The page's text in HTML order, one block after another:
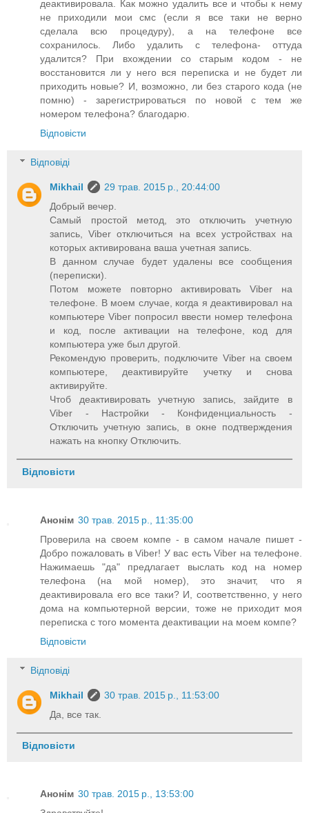
деактивировала. Как можно удалить все и чтобы к нему
не приходили мои смс (если я все таки не верно
сделала всю процедуру), а на телефоне все
сохранилось. Либо удалить с телефона- оттуда
удалится? При вхождении со старым кодом - не
восстановится ли у него вся переписка и не будет ли
приходить новые? И, возможно, ли без старого кода (не
помню) - зарегистрироваться по новой с тем же
номером телефона? благодарю.
Відповісти
Відповіді
Mikhail
29 трав. 2015 р., 20:44:00
Добрый вечер.
Самый простой метод, это отключить учетную
запись, Viber отключиться на всех устройствах на
которых активирована ваша учетная запись.
В данном случае будет удалены все сообщения
(переписки).
Потом можете повторно активировать Viber на
телефоне. В моем случае, когда я деактивировал на
компьютере Viber попросил ввести номер телефона
и код, после активации на телефоне, код для
компьютера уже был другой.
Рекомендую проверить, подключите Viber на своем
компьютере, деактивируйте учетку и снова
активируйте.
Чтоб деактивировать учетную запись, зайдите в
Viber - Настройки - Конфиденциальность -
Отключить учетную запись, в окне подтверждения
нажать на кнопку Отключить.
Відповісти
Анонім 30 трав. 2015 р., 11:35:00
Проверила на своем компе - в самом начале пишет -
Добро пожаловать в Viber! У вас есть Viber на телефоне.
Нажимаешь "да" предлагает выслать код на номер
телефона (на мой номер), это значит, что я
деактивировала его все таки? И, соответственно, у него
дома на компьютерной версии, тоже не приходит моя
переписка с того момента деактивации на моем компе?
Відповісти
Відповіді
Mikhail
30 трав. 2015 р., 11:53:00
Да, все так.
Відповісти
Анонім 30 трав. 2015 р., 13:53:00